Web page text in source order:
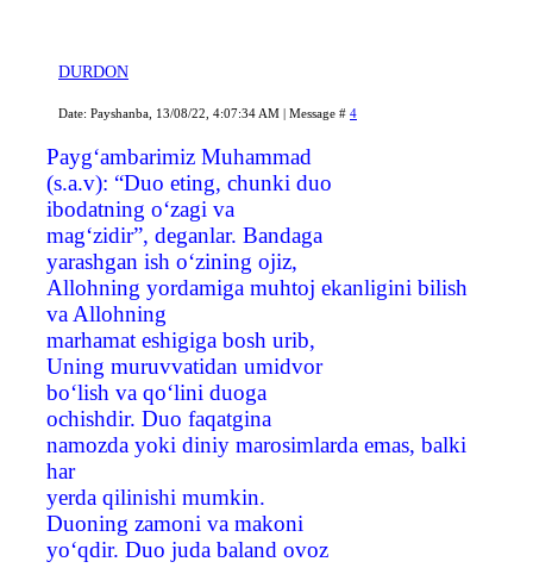
DURDON
Date: Payshanba, 13/08/22, 4:07:34 AM | Message # 4
Payg‘ambarimiz Muhammad
(s.a.v): “Duo eting, chunki duo
ibodatning o‘zagi va
mag‘zidir”, deganlar. Bandaga
yarashgan ish o‘zining ojiz,
Allohning yordamiga muhtoj ekanligini bilish
va Allohning
marhamat eshigiga bosh urib,
Uning muruvvatidan umidvor
bo‘lish va qo‘lini duoga
ochishdir. Duo faqatgina
namozda yoki diniy marosimlarda emas, balki
har
yerda qilinishi mumkin.
Duoning zamoni va makoni
yo‘qdir. Duo juda baland ovoz